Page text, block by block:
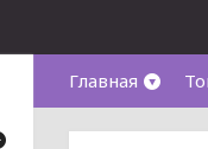
Главная